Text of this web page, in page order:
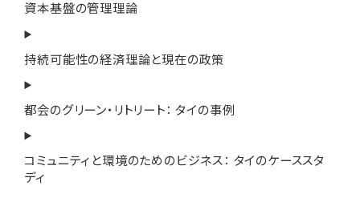
資本基盤の管理理論
持続可能性の経済理論と現在の政策
都会のグリーン・リトリート： タイの事例
コミュニティと環境のためのビジネス： タイのケーススタ
ディ